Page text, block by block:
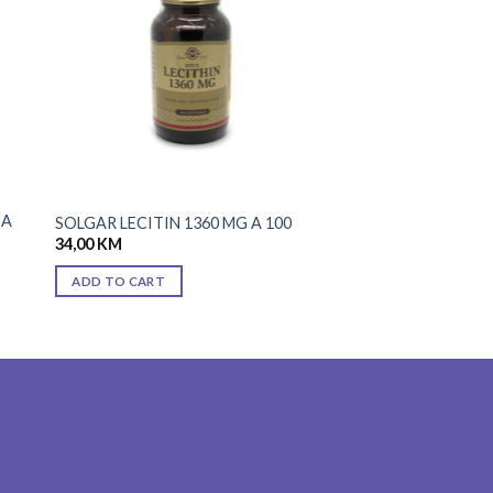
SOLGAR LECITIN 1360 MG A 100
34,00KM
ADD TO CART